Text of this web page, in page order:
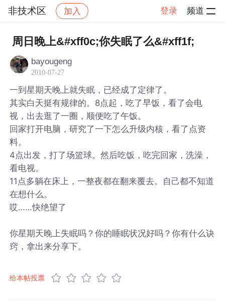
非技术区 加入 登录 频道
社区 非技术区 帖子详情
周日晚上&#xff0c;你失眠了么&#xff1f;
bayougeng
2010-07-27
一到星期天晚上就失眠，已经成了定律了。
其实白天挺有规律的。8点起，吃了早饭，看了会电
视，出去逛了一圈，顺便吃了午饭。
回家打开电脑，研究了一下怎么升级内核，看了点资
料。
4点出发，打了场篮球。然后吃饭，吃完回家，洗澡，
看电视。
11点多躺在床上，一整夜都在翻来覆去。自己都不知道
在想什么。
哎……快绝望了
你星期天晚上失眠吗？你的睡眠状况好吗？你有什么诀
窍，拿出来分享下。
给本帖投票